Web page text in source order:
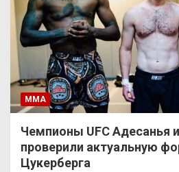
ММА
Чемпионы UFC Адесанья
проверили актуальную
Цукерберга